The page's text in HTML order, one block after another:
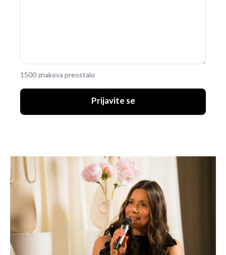
1500 znakova preostalo
Prijavite se